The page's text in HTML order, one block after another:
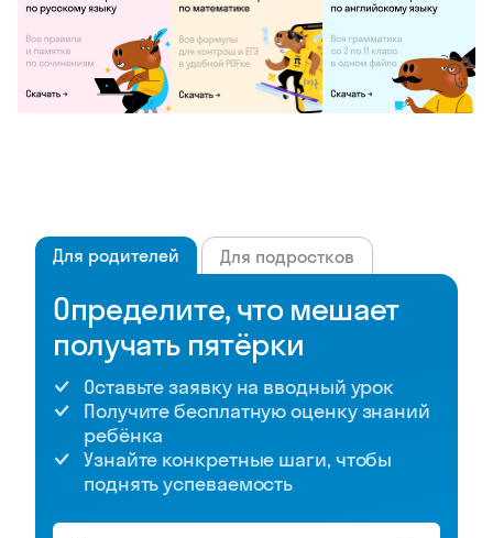
Для родителей Для подростков
Определите, что мешает
получать пятёрки
Оставьте заявку на вводный урок
Получите бесплатную оценку знаний
ребёнка
Узнайте конкретные шаги, чтобы
поднять успеваемость